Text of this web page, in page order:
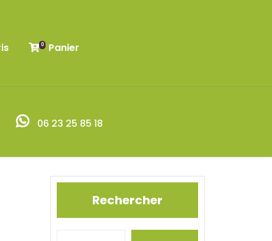
0 Panier
06 23 25 85 18
Rechercher